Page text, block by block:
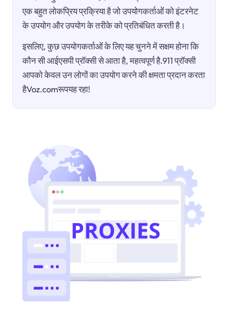
एक बहुत लोकप्रिय प्रक्रिया है जो उपयोगकर्ताओं को इंटरनेट
के उपयोग और उपयोग के तरीके को प्रतिबंधित करती है।
इसलिए, कुछ उपयोगकर्ताओं के लिए यह चुनने में सक्षम होना कि
कौन सी आईएसपी प्रॉक्सी से आता है, महत्वपूर्ण है.911 प्रॉक्सी
आपको केवल उन लोगों का उपयोग करने की क्षमता प्रदान करता
हैVoz.comरूपयह रहा!